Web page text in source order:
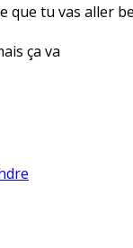
que tu vas aller
ça va